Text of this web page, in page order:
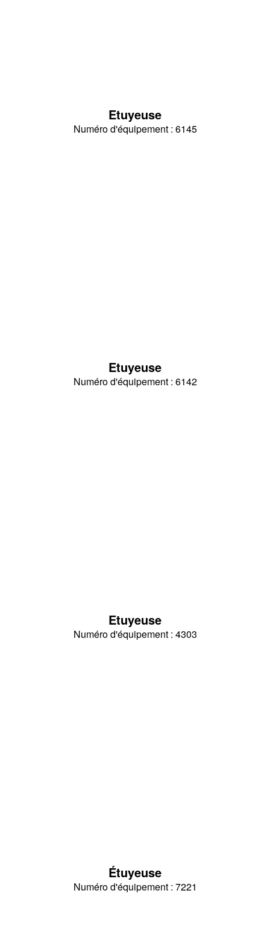
Etuyeuse
Numéro d'équipement : 6145
Etuyeuse
Numéro d'équipement : 6142
Etuyeuse
Numéro d'équipement : 4303
Étuyeuse
Numéro d'équipement : 7221